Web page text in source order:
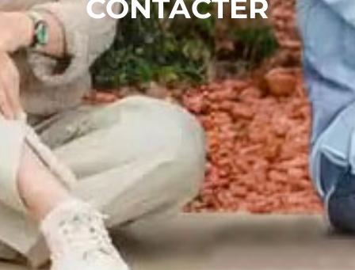
CONTACTER